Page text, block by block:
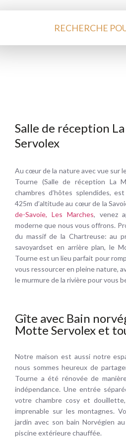
RECHERCHE
Salle de réception
Servolex
Au cœur de la nature avec vue sur
Tourne (Salle de réception La
chambres d’hôtes splendides,
425m d’altitude au cœur de la
de-Savoie, Les Marches, venez
moderne que nous vous offrons.
du massif de la Chartreuse: au
savoyardset en arrière plan, le
Tourne est un lieu parfait pour
vous ressourcer en pleine nature,
le murmure de la rivière pour vous
Gîte avec Bain
Motte Servolex et
Notre maison est aussi notre
nous sommes heureux de
Tourne a été rénovée de
indépendance. Une entrée
votre chambre cosy et
imprenable sur les montagnes.
jardin avec son bain Norvégien
piscine extérieure chauffée.